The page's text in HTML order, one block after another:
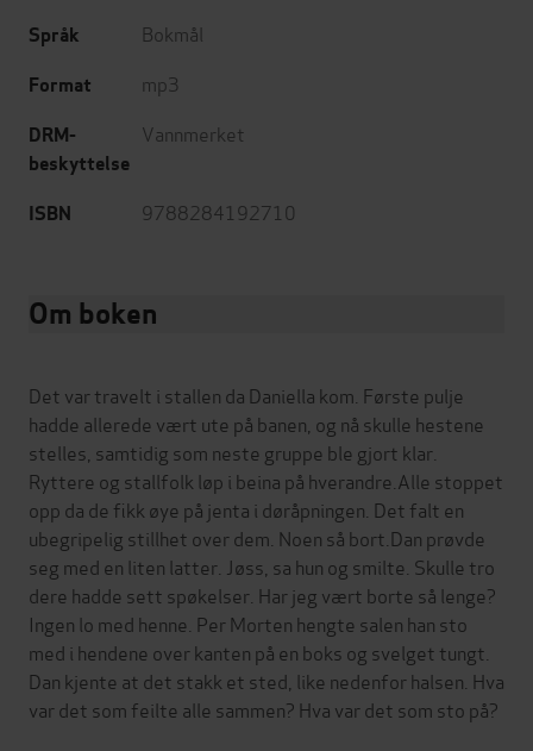
Språk Bokmål
Format mp3
DRM-
beskyttelse
Vannmerket
ISBN 9788284192710
Om boken
Det var travelt i stallen da Daniella kom. Første pulje
hadde allerede vært ute på banen, og nå skulle hestene
stelles, samtidig som neste gruppe ble gjort klar.
Ryttere og stallfolk løp i beina på hverandre.Alle stoppet
opp da de fikk øye på jenta i døråpningen. Det falt en
ubegripelig stillhet over dem. Noen så bort.Dan prøvde
seg med en liten latter. Jøss, sa hun og smilte. Skulle tro
dere hadde sett spøkelser. Har jeg vært borte så lenge?
Ingen lo med henne. Per Morten hengte salen han sto
med i hendene over kanten på en boks og svelget tungt.
Dan kjente at det stakk et sted, like nedenfor halsen. Hva
var det som feilte alle sammen? Hva var det som sto på?